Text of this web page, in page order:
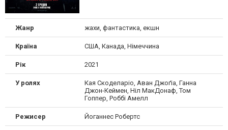
Жанр жахи, фантастика, екшн
Країна США, Канада, Німеччина
Рік 2021
У ролях
Кая Скоделаріо, Аван Джоґіа, Ганна
Джон-Кеймен, Ніл МакДонаф, Том
Гоппер, Роббі Амелл
Режисер Йоганнес Робертс